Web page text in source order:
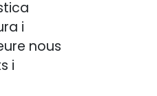
i
nous
i